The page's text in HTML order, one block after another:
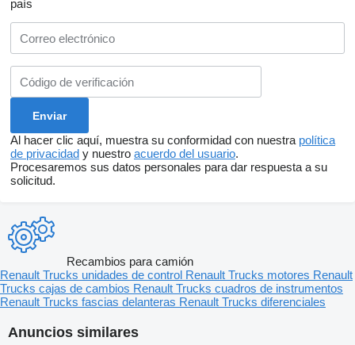
país
Al hacer clic aquí, muestra su conformidad con nuestra política
de privacidad y nuestro acuerdo del usuario.
Procesaremos sus datos personales para dar respuesta a su
solicitud.
Anuncios similares
Recambios para camión
Renault Trucks unidades de control Renault Trucks motores Renault
Trucks cajas de cambios Renault Trucks cuadros de instrumentos
Renault Trucks fascias delanteras Renault Trucks diferenciales